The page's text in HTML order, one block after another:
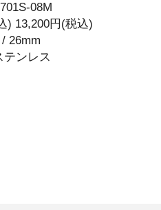
08M
) 13,200円(税込)
26mm
テンレス